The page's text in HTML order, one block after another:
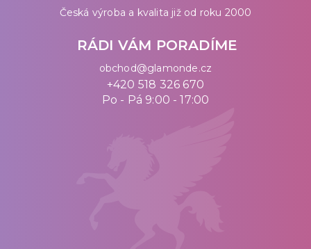
Česká výroba a kvalita již od roku 2000
RÁDI VÁM PORADÍME
obchod@glamonde.cz
+420 518 326 670
Po - Pá 9:00 - 17:00